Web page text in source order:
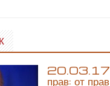
20.03.17
прав: от